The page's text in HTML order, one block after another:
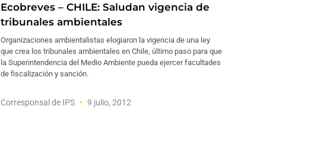
Ecobreves – CHILE: Saludan vigencia de
tribunales ambientales
Organizaciones ambientalistas elogiaron la vigencia de una ley
que crea los tribunales ambientales en Chile, último paso para que
la Superintendencia del Medio Ambiente pueda ejercer facultades
de fiscalización y sanción.
Corresponsal de IPS 9 julio, 2012